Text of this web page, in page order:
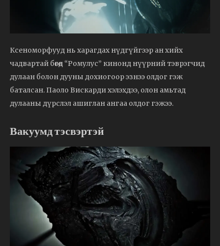
Ксеноморфууд нь харагдах нүдгүйгээр ан хийх
чадвартай бөгөөд “Ромулус” кинонд нүүрний тэврэгчид
дулаан болон дууны дохиогоор эзнээ олдог гэж
баталсан. Паоло Вискарди хэлэхдээ, олон амьтад
дулааны дүрслэл ашиглан ангаа олдог гэжээ.
Вакуумд тэсвэртэй